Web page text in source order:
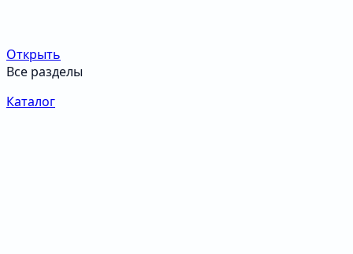
Открыть
Все разделы
Каталог